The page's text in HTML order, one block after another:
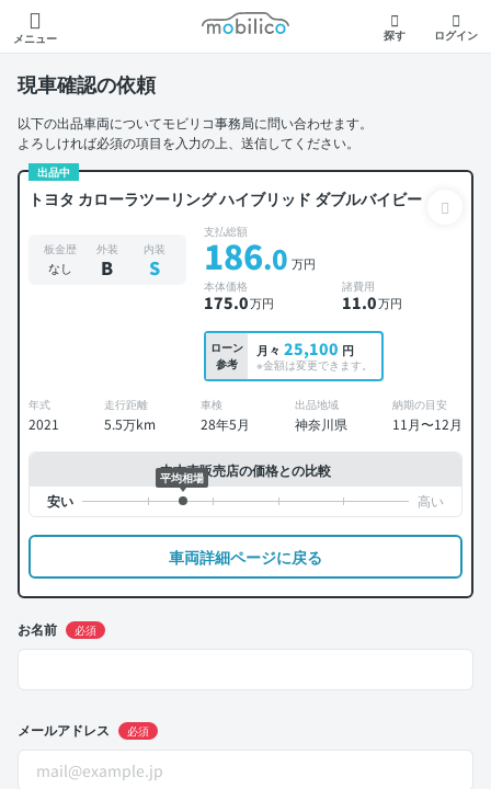
メニュー
モビリコ
探す ログイン
現車確認の依頼
以下の出品車両についてモビリコ事務局に問い合わせます。
よろしければ必須の項目を入力の上、送信してください。
出品中
トヨタ カローラツーリング ハイブリッド ダブルバイビー
板金歴
なし
外装
B
内装
S
支払総額
186.0 万円
本体価格
175.0万円
諸費用
11.0万円
ローン
参考
月々 25,100 円
※金額は変更できます。
年式
2021
走行距離
5.5万km
車検
28年5月
出品地域
神奈川県
納期の目安
11月〜12月
中古車販売店の価格との比較
平均相場
車両詳細ページに戻る
お名前 必須
メールアドレス 必須